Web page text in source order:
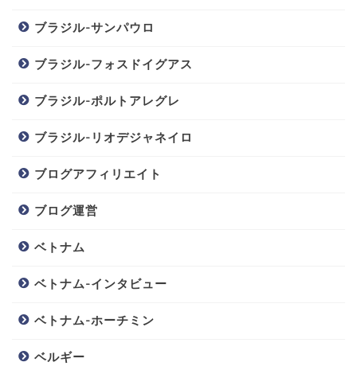
ブラジル-サンパウロ
ブラジル-フォスドイグアス
ブラジル-ポルトアレグレ
ブラジル-リオデジャネイロ
ブログアフィリエイト
ブログ運営
ベトナム
ベトナム-インタビュー
ベトナム-ホーチミン
ベルギー